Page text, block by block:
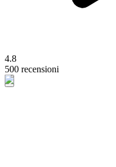
4.8
500 recensioni